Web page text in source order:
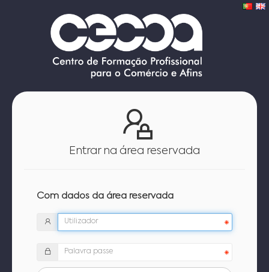
Entrar na área reservada
Com dados da área reservada